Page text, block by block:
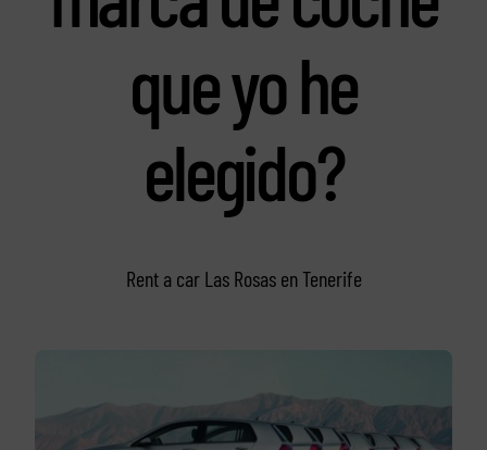
que yo he
elegido?
Rent a car Las Rosas en Tenerife